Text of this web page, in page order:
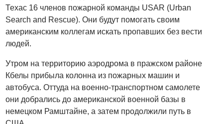
Техас 16 членов пожарной команды USAR (Urban
Search and Rescue). Они будут помогать своим
американским коллегам искать пропавших без вести
людей.
Утром на территорию аэродрома в пражском районе
Кбелы прибыла колонна из пожарных машин и
автобуса. Оттуда на военно-транспортном самолете
они добрались до американской военной базы в
немецком Рамштайне, а затем продолжили путь в